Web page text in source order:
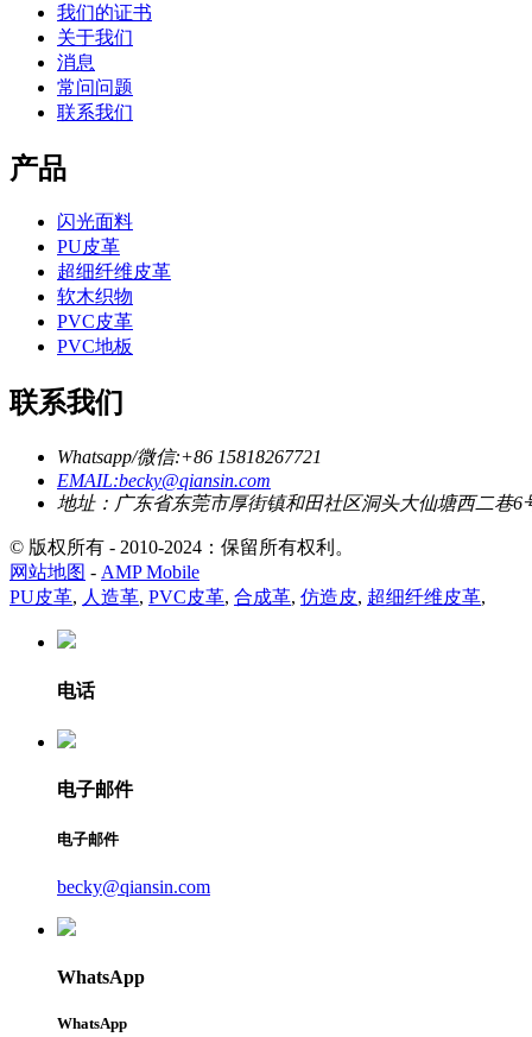
我们的证书
关于我们
消息
常问问题
联系我们
产品
闪光面料
PU皮革
超细纤维皮革
软木织物
PVC皮革
PVC地板
联系我们
Whatsapp/微信:+86 15818267721
EMAIL:becky@qiansin.com
地址：广东省东莞市厚街镇和田社区洞头大仙塘西二巷6
© 版权所有 - 2010-2024：保留所有权利。
网站地图 - AMP Mobile
PU皮革, 人造革, PVC皮革, 合成革, 仿造皮, 超细纤维皮革,
电话
电子邮件
电子邮件
becky@qiansin.com
WhatsApp
WhatsApp